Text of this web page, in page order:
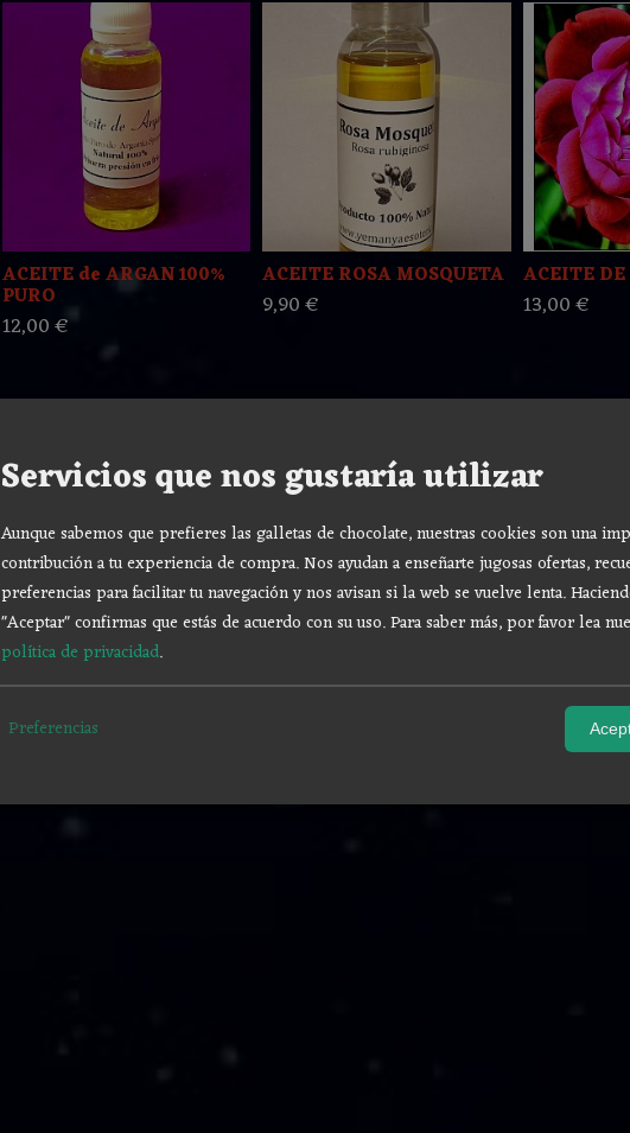
ACEITE de ARGAN 100%
PURO
12,00 €
ACEITE ROSA MOSQUETA
9,90 €
ACEITE DE
13,00 €
Servicios que nos gustaría utilizar
Aunque sabemos que prefieres las galletas de chocolate, nuestras cookies son una
contribución a tu experiencia de compra. Nos ayudan a enseñarte jugosas ofertas,
preferencias para facilitar tu navegación y nos avisan si la web se vuelve lenta.
"Aceptar" confirmas que estás de acuerdo con su uso.Para saber más, por favor lea
política de privacidad.
Preferencias